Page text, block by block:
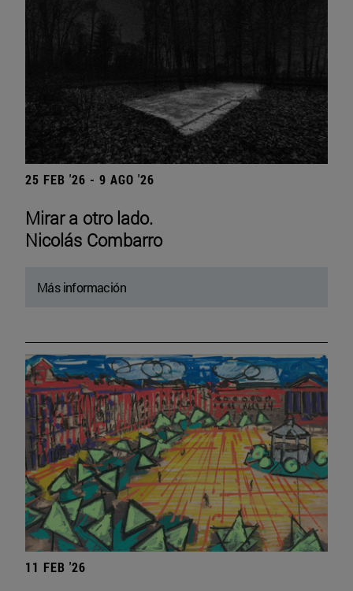
25 FEB '26 - 9 AGO '26
Mirar a otro lado.
Nicolás Combarro
Más información
11 FEB '26